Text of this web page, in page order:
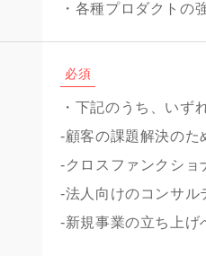
・各種プロダクト
必須
・下記のうち、いず
-顧客の課題解決のた
-クロスファンクショ
-法人向けのコンサル
-新規事業の立ち上げ